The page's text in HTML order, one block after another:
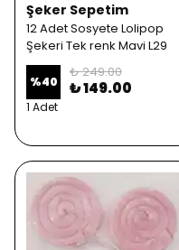
Şeker Sepetim
12 Adet Sosyete Lolipop
Şekeri Tek renk Mavi L29
%40
₺ 249.00
₺ 149.00
1 Adet